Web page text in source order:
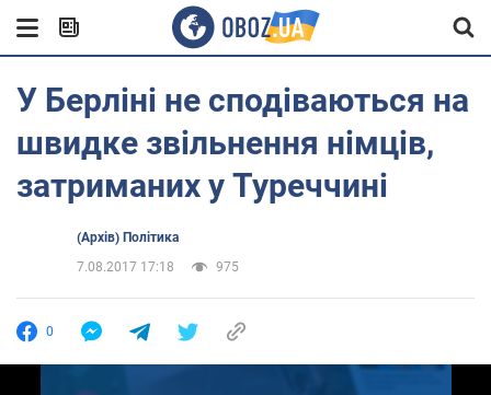
У Берліні не сподіваються на
швидке звільнення німців,
затриманих у Туреччині
(Архів) Політика
7.08.2017 17:18
975
0